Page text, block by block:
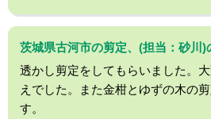
茨城県古河市の剪定、(担当：砂川)
透かし剪定をしてもらいました。
えでした。また金柑とゆずの木の
す。